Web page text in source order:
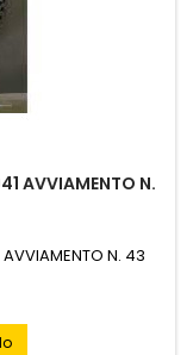
AVVIAMENTO N.
N. 43